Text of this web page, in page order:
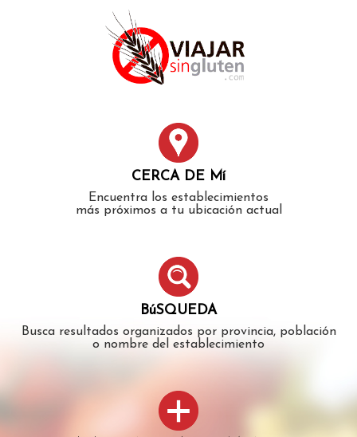
CERCA DE Mí
Encuentra los establecimientos
más próximos a tu ubicación actual
BúSQUEDA
Busca resultados organizados por provincia, población
o nombre del establecimiento
authorized to show the cookie declaration for domain group
ID 546ddaab-b478-4440-aa8a-3b0205284212. Please add it to
the domain group in the Cookiebot Manager to authorize